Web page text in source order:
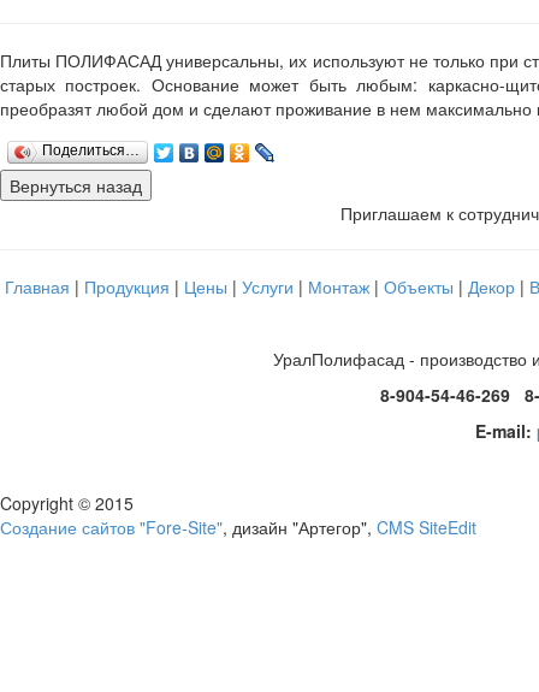
Плиты ПОЛИФАСАД универсальны, их используют не только при
старых построек. Основание может быть любым: каркасно-
преобразят любой дом и сделают проживание в нем
Поделиться…
Приглашаем к
Главная | Продукция | Цены | Услуги | Монтаж | Объекты | Декор |
УралПолифасад - производство
8-904-54-46-269
E-mail:
Copyright © 2015
Создание сайтов "Fore-Site", дизайн "Артегор", CMS SiteEdit